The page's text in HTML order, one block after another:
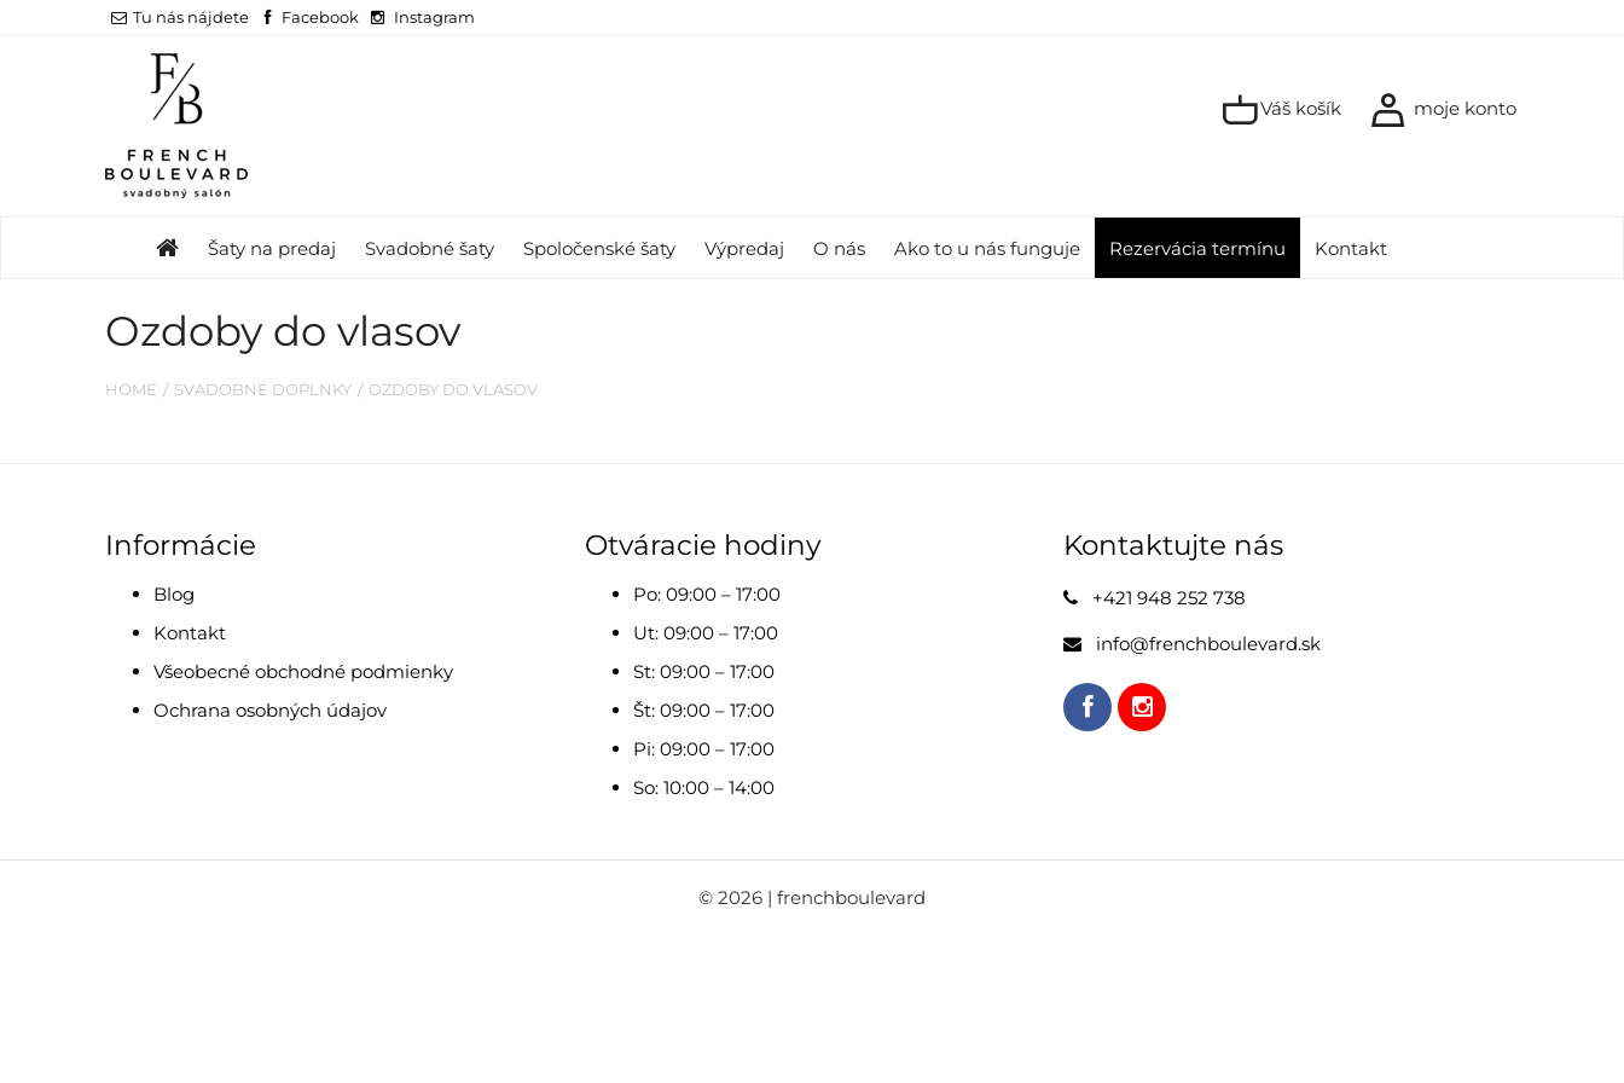
Tu nás nájdete Facebook Instagram
Váš košík moje konto
Šaty na predaj Svadobné šaty Spoločenské šaty Výpredaj O nás Ako to u nás funguje Rezervácia termínu Kontakt
Ozdoby do vlasov
HOME SVADOBNÉ DOPLNKY OZDOBY DO VLASOV
Informácie
Blog
Kontakt
Všeobecné obchodné podmienky
Ochrana osobných údajov
Otváracie hodiny
Po: 09:00 – 17:00
Ut: 09:00 – 17:00
St: 09:00 – 17:00
Št: 09:00 – 17:00
Pi: 09:00 – 17:00
So: 10:00 – 14:00
Kontaktujte nás
+421 948 252 738
info@frenchboulevard.sk
© 2026 | frenchboulevard